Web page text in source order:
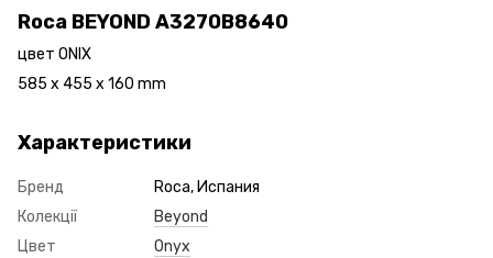
Roca BEYOND A3270B8640
цвет ONIX
585 x 455 x 160 mm
Характеристики
Бренд
Roca, Испания
Колекції
Beyond
Цвет
Onyx